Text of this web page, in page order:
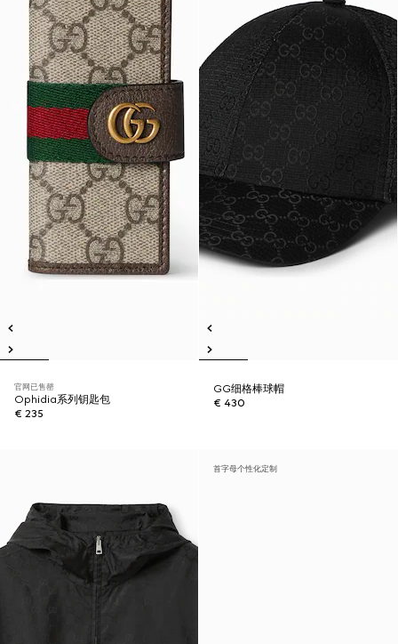
官网已售罄
Ophidia系列钥匙包
€ 235
GG细格棒球帽
€ 430
首字母个性化定制